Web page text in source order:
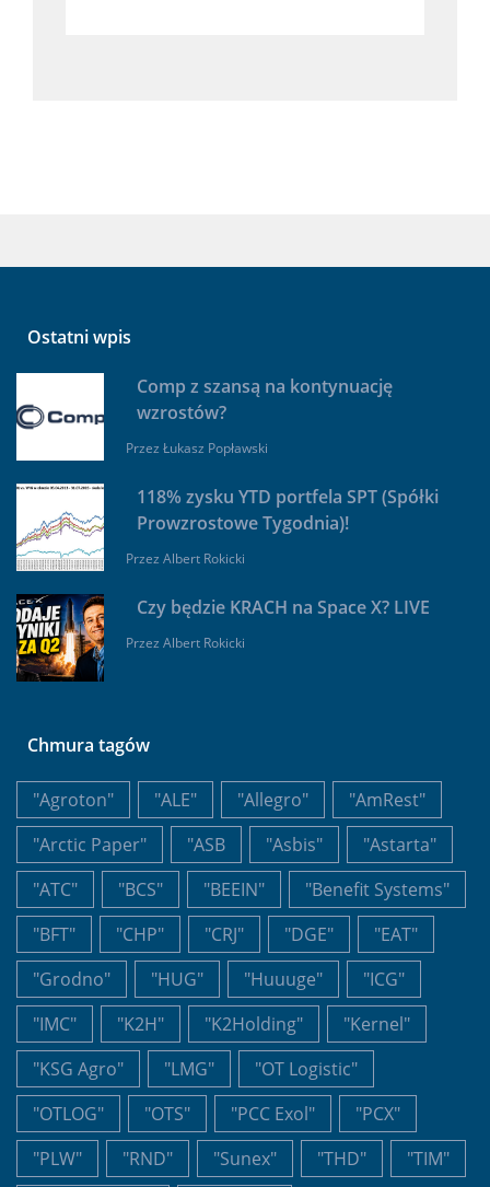
Ostatni wpis
Comp z szansą na kontynuację
wzrostów?
Przez Łukasz Popławski
118% zysku YTD portfela SPT (Spółki
Prowzrostowe Tygodnia)!
Przez Albert Rokicki
Czy będzie KRACH na Space X? LIVE
Przez Albert Rokicki
Chmura tagów
"Agroton" "ALE" "Allegro"
"AmRest"
"Arctic Paper"
"ASB "Asbis"
"Astarta"
"ATC"
"BCS" "BEEIN"
"Benefit Systems"
"BFT"
"CHP" "CRJ" "DGE"
"EAT"
"Grodno"
"HUG" "Huuuge"
"ICG"
"IMC"
"K2H" "K2Holding"
"Kernel"
"KSG Agro"
"LMG"
"OT Logistic"
"OTLOG"
"OTS" "PCC Exol"
"PCX"
"PLW"
"RND" "Sunex" "THD"
"TIM"